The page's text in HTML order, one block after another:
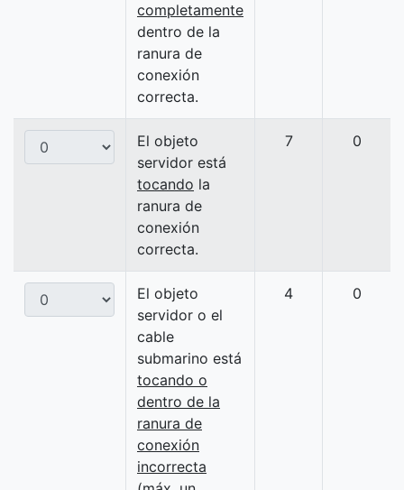
completamente
dentro de la
ranura de
conexión
correcta.
El objeto
servidor está
tocando la
ranura de
conexión
correcta.
7 0
El objeto
servidor o el
cable
submarino está
tocando o
dentro de la
ranura de
conexión
incorrecta
4 0